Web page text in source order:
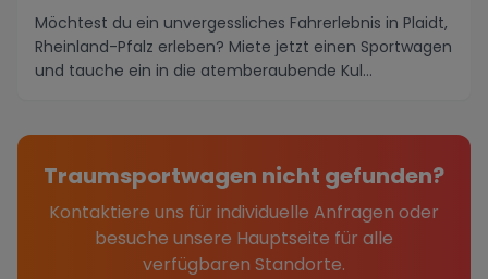
Möchtest du ein unvergessliches Fahrerlebnis in Plaidt,
Rheinland-Pfalz erleben? Miete jetzt einen Sportwagen
und tauche ein in die atemberaubende Kul...
Traumsportwagen nicht gefunden?
Kontaktiere uns für individuelle Anfragen oder
besuche unsere Hauptseite für alle
verfügbaren Standorte.